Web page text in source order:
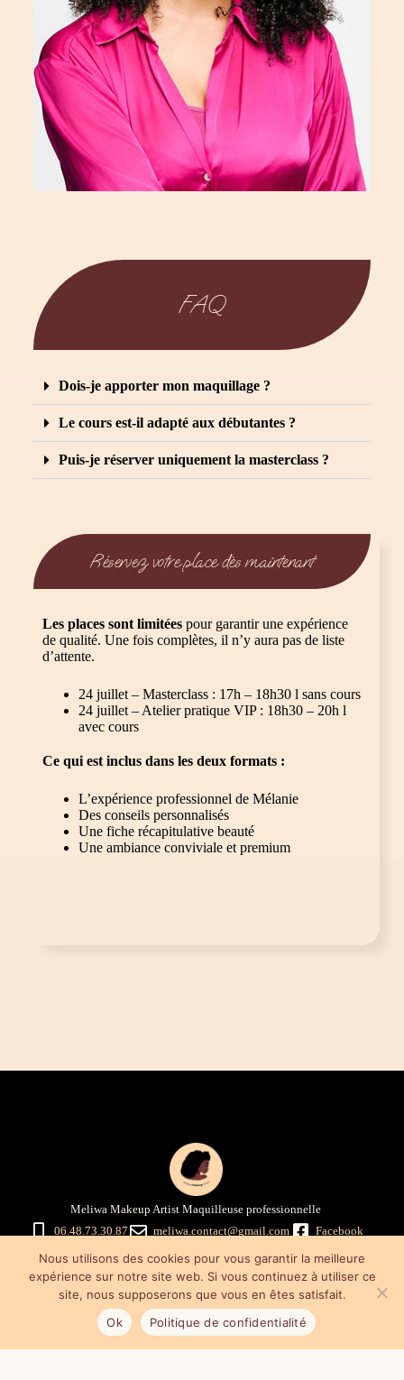
FAQ
Dois-je apporter mon maquillage ?
Le cours est-il adapté aux débutantes ?
Puis-je réserver uniquement la masterclass ?
Réservez votre place dès maintenant
Les places sont limitéespour garantir une expérience
de qualité. Une fois complètes, il n’y aura pas de liste
d’attente.
24 juillet – Masterclass : 17h – 18h30 l sans cours
24 juillet – Atelier pratique VIP : 18h30 – 20h l
avec cours
Ce qui est inclus dans les deux formats :
L’expérience professionnel de Mélanie
Des conseils personnalisés
Une fiche récapitulative beauté
Une ambiance conviviale et premium
Meliwa Makeup Artist Maquilleuse professionnelle
06.48.73.30.87
meliwa.contact@gmail.com
Facebook
Politique de confidentialité –
Conditions générales
de vente
Mes astuces maquillage & promo
Nous utilisons des cookies pour vous garantir la meilleure
expérience sur notre site web. Si vous continuez à utiliser ce
site, nous supposerons que vous en êtes satisfait.
Ok
Politique de confidentialité